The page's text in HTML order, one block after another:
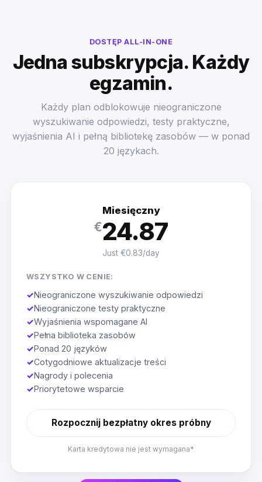
DOSTĘP ALL-IN-ONE
Jedna subskrypcja. Każdy
egzamin.
Każdy plan odblokowuje nieograniczone
wyszukiwanie odpowiedzi, testy praktyczne,
wyjaśnienia AI i pełną bibliotekę zasobów — w ponad
20 językach.
Miesięczny
€24.87
Just €0.83/day
WSZYSTKO W CENIE:
✓Nieograniczone wyszukiwanie odpowiedzi
✓Nieograniczone testy praktyczne
✓Wyjaśnienia wspomagane AI
✓Pełna biblioteka zasobów
✓Ponad 20 języków
✓Cotygodniowe aktualizacje treści
✓Nagrody i polecenia
✓Priorytetowe wsparcie
Rozpocznij bezpłatny okres próbny
Karta kredytowa nie jest wymagana*